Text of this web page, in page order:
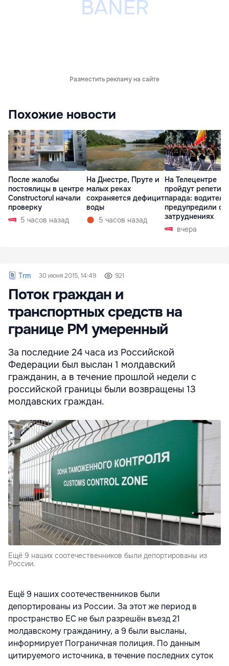
Разместить рекламу на сайте
Похожие новости
После жалобы
постоялицы в центре
Constructorul начали
проверку
5 часов назад
На Днестре, Пруте и
малых реках
сохраняется дефицит
воды
5 часов назад
На Телецентре
пройдут
парада:
предупредили о
затруднениях
вчера
Trm 30 июня 2015, 14:49 921
Поток граждан и
транспортных средств на
границе РМ умеренный
За последние 24 часа из Российской
Федерации был выслан 1 молдавский
гражданин, а в течение прошлой недели с
российской границы были возвращены 13
молдавских граждан.
Ещё 9 наших соотечественников были депортированы из
России.
Ещё 9 наших соотечественников были
депортированы из России. За этот же период в
пространство ЕС не был разрешён въезд 21
молдавскому гражданину, а 9 были высланы,
информирует Пограничная полиция. По данным
цитируемого источника, в течение последних суток